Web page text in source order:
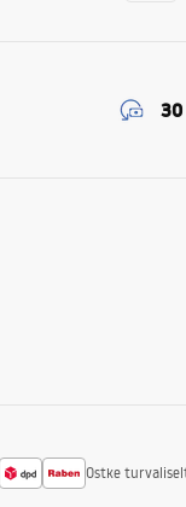
Ostke